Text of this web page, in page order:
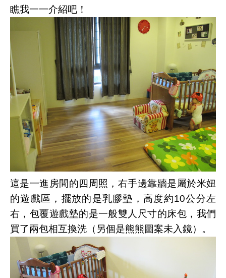
瞧我一一介紹吧！
這是一進房間的四周照，右手邊靠牆是屬於米妞
的遊戲區，擺放的是乳膠墊，高度約10公分左
右，包覆遊戲墊的是一般雙人尺寸的床包，我們
買了兩包相互換洗（另個是熊熊圖案未入鏡）。